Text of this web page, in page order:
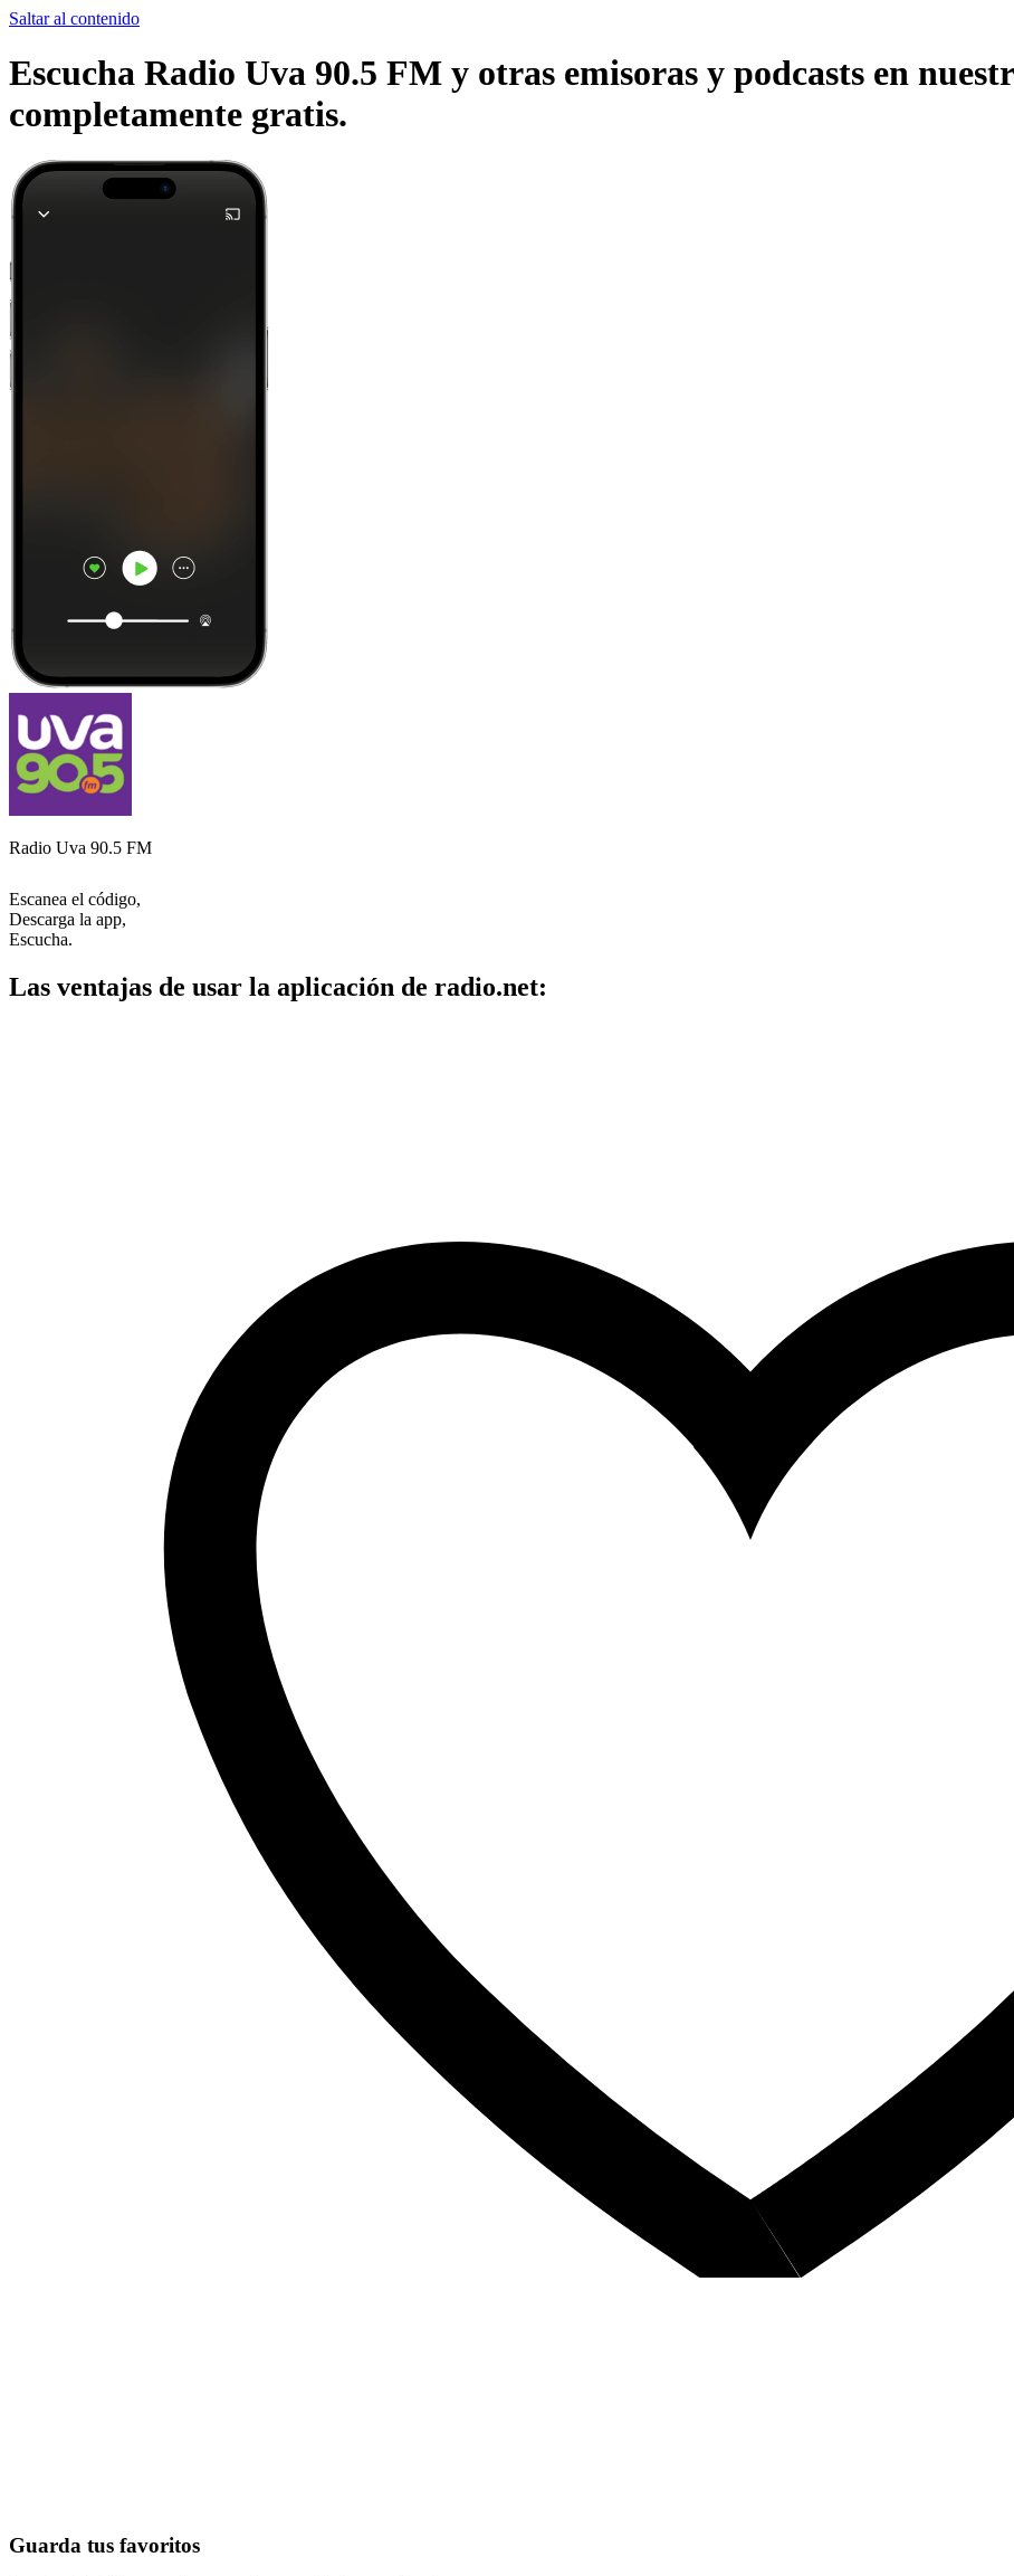
Saltar al contenido
Escucha Radio Uva 90.5 FM y otras emisoras y podcasts en
completamente gratis.
Radio Uva 90.5 FM
Escanea el código,
Descarga la app,
Escucha.
Las ventajas de usar la aplicación de radio.net:
Guarda tus favoritos